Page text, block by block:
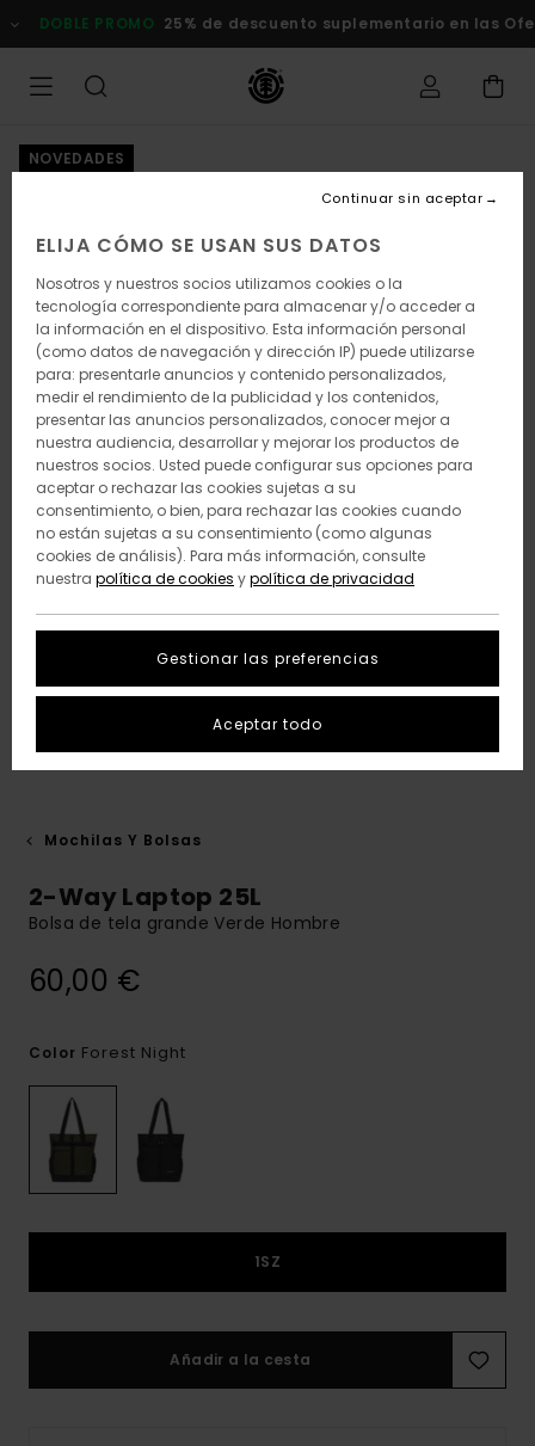
la
DOBLE PROMO 25% de descuento suplementario en las
NOVEDADES
Mochilas Y Bolsas
2-Way Laptop 25L
Bolsa de tela grande Verde Hombre
60,00 €
Color Forest Night
1SZ
Añadir a la cesta
ELIJA CÓMO SE USAN SUS DATOS
Nosotros y nuestros socios utilizamos cookies o la
tecnología correspondiente para almacenar y/o acceder a
la información en el dispositivo. Esta información personal
(como datos de navegación y dirección IP) puede utilizarse
para: presentarle anuncios y contenido personalizados,
medir el rendimiento de la publicidad y los contenidos,
presentar las anuncios personalizados, conocer mejor a
nuestra audiencia, desarrollar y mejorar los productos de
nuestros socios. Usted puede configurar sus opciones para
aceptar o rechazar las cookies sujetas a su
consentimiento, o bien, para rechazar las cookies cuando
no están sujetas a su consentimiento (como algunas
cookies de análisis). Para más información, consulte
nuestra política de cookies ypolítica de privacidad
Gestionar las preferencias
Continuar sin aceptar
Aceptar todo